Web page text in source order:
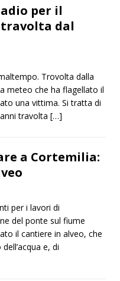
per il
dal
Trovolta dalla
meteo che ha flagellato il
una vittima. Si tratta di
travolta […]
a Cortemilia:
per i lavori di
del ponte sul fiume
il cantiere in alveo, che
e, di